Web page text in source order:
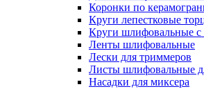
Коронки по
Круги лепестковые
Круги шлифовальные с
Ленты шлифовальные
Лески для триммеров
Листы шлифовальные
Насадки для миксера